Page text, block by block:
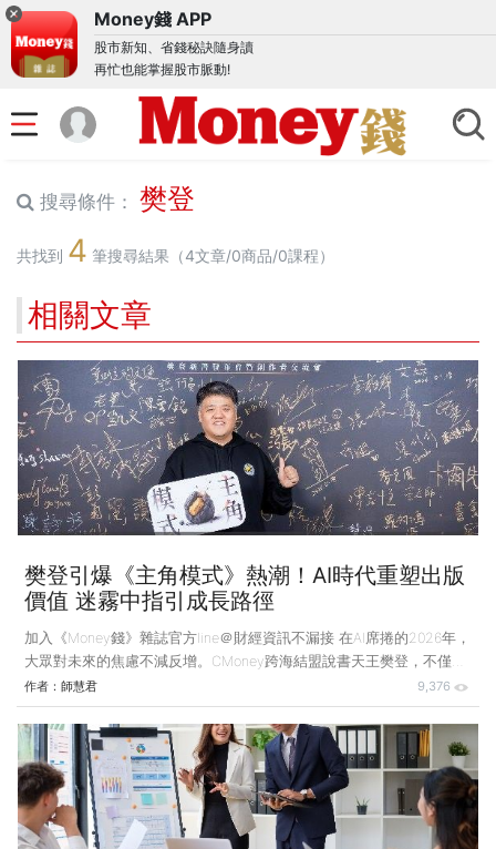
Money錢 APP
股市新知、省錢秘訣隨身讀
再忙也能掌握股市脈動!
搜尋條件： 樊登
共找到 4 筆搜尋結果（4文章/0商品/0課程）
相關文章
樊登引爆《主角模式》熱潮！AI時代重塑出版
價值 迷霧中指引成長路徑
加入《Money錢》雜誌官方line＠財經資訊不漏接 在AI席捲的2026年，
大眾對未來的焦慮不減反增。CMoney跨海結盟說書天王樊登，不僅是
其知識產業的戰略布局，更透過頂級導師同台激盪，解構如何啟動內在
動力，重塑自我成長。 今（2026）年初，出版與知識付費產業迎來
一場指標性的層峰對話。由台灣金融資訊龍頭CMoney策劃的《主角模
式》新書發布會，特邀作者—「亞洲第一說書人」樊登親自來台。 發
布會現場，不僅蔡康永親臨致詞，還匯集了暢銷作家郝旭烈、公關教母
丁菱娟，以及知名YouTuber志祺七七、文森說書Vincent、張修修等近
200名知
作者： 師慧君 9,376